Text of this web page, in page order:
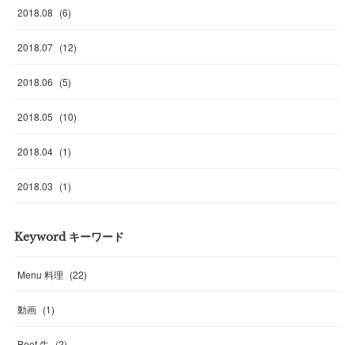
2018.08 (6)
2018.07 (12)
2018.06 (5)
2018.05 (10)
2018.04 (1)
2018.03 (1)
Keyword キーワード
Menu 料理 (22)
動画 (1)